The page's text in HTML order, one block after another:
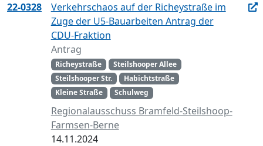
22-0328
Verkehrschaos auf der Richeystraße im
Zuge der U5-Bauarbeiten Antrag der
CDU-Fraktion
Antrag
Richeystraße
Steilshooper Allee
Steilshooper Str.
Habichtstraße
Kleine Straße
Schulweg
Regionalausschuss Bramfeld-Steilshoop-
Farmsen-Berne
14.11.2024